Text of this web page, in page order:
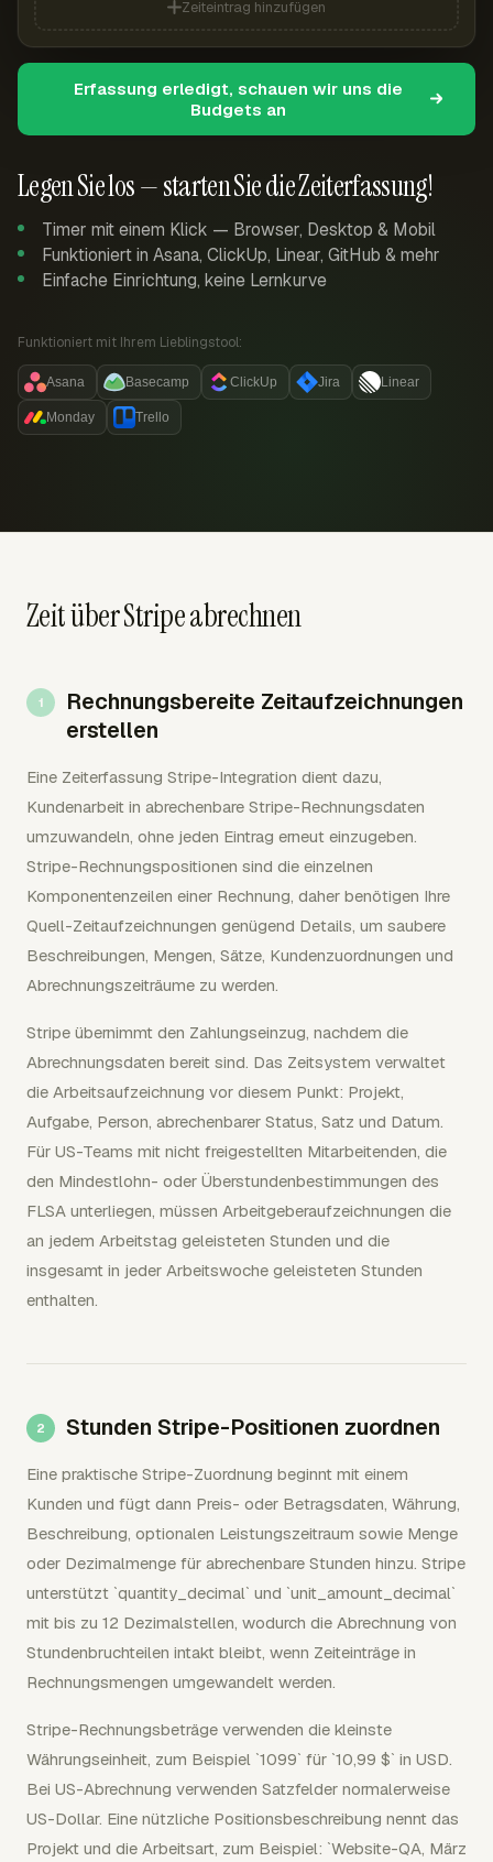
Legen Sie los — starten Sie die Zeiterfassung!
Timer mit einem Klick — Browser, Desktop & Mobil
Funktioniert in Asana, ClickUp, Linear, GitHub & mehr
Einfache Einrichtung, keine Lernkurve
Funktioniert mit Ihrem Lieblingstool:
Asana Basecamp ClickUp Jira Linear
Monday Trello
Zeiteintrag hinzufügen
Erfassung erledigt, schauen wir uns die
Budgets an
Zeit über Stripe abrechnen
Rechnungsbereite Zeitaufzeichnungen
erstellen
Eine Zeiterfassung Stripe-Integration dient dazu,
Kundenarbeit in abrechenbare Stripe-Rechnungsdaten
umzuwandeln, ohne jeden Eintrag erneut einzugeben.
Stripe-Rechnungspositionen sind die einzelnen
Komponentenzeilen einer Rechnung, daher benötigen Ihre
Quell-Zeitaufzeichnungen genügend Details, um saubere
Beschreibungen, Mengen, Sätze, Kundenzuordnungen und
Abrechnungszeiträume zu werden.
Stripe übernimmt den Zahlungseinzug, nachdem die
Abrechnungsdaten bereit sind. Das Zeitsystem verwaltet
die Arbeitsaufzeichnung vor diesem Punkt: Projekt,
Aufgabe, Person, abrechenbarer Status, Satz und Datum.
Für US-Teams mit nicht freigestellten Mitarbeitenden, die
den Mindestlohn- oder Überstundenbestimmungen des
FLSA unterliegen, müssen Arbeitgeberaufzeichnungen die
an jedem Arbeitstag geleisteten Stunden und die
insgesamt in jeder Arbeitswoche geleisteten Stunden
enthalten.
Stunden Stripe-Positionen zuordnen
Eine praktische Stripe-Zuordnung beginnt mit einem
Kunden und fügt dann Preis- oder Betragsdaten, Währung,
Beschreibung, optionalen Leistungszeitraum sowie Menge
oder Dezimalmenge für abrechenbare Stunden hinzu. Stripe
unterstützt `quantity_decimal` und `unit_amount_decimal`
mit bis zu 12 Dezimalstellen, wodurch die Abrechnung von
Stundenbruchteilen intakt bleibt, wenn Zeiteinträge in
Rechnungsmengen umgewandelt werden.
Stripe-Rechnungsbeträge verwenden die kleinste
Währungseinheit, zum Beispiel `1099` für `10,99 $` in USD.
Bei US-Abrechnung verwenden Satzfelder normalerweise
US-Dollar. Eine nützliche Positionsbeschreibung nennt das
Projekt und die Arbeitsart, zum Beispiel: `Website-QA, März